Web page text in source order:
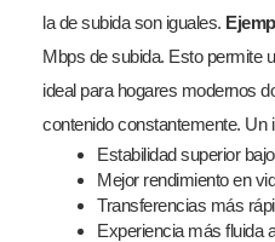
la de subida son iguales.
Mbps de subida. Esto permite
ideal para hogares modernos
contenido constantemente. Un
Estabilidad superior
Mejor rendimiento en
Transferencias más
Experiencia más fluida